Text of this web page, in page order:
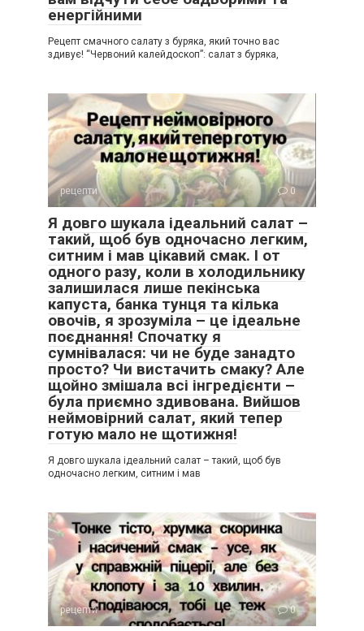
енергійними
Рецепт смачного салату з буряка, який точно вас
здивує! “Червоний калейдоскоп”: салат з буряка,
рецепти 0
Я довго шукала ідеальний салат –
такий, щоб був одночасно легким,
ситним і мав цікавий смак. І от
одного разу, коли в холодильнику
залишилася лише пекінська
капуста, банка тунця та кілька
овочів, я зрозуміла – це ідеальне
поєднання! Спочатку я
сумнівалася: чи не буде занадто
просто? Чи вистачить смаку? Але
щойно змішала всі інгредієнти –
була приємно здивована. Вийшов
неймовірний салат, який тепер
готую мало не щотижня!
Я довго шукала ідеальний салат – такий, щоб був
одночасно легким, ситним і мав
рецепти 0